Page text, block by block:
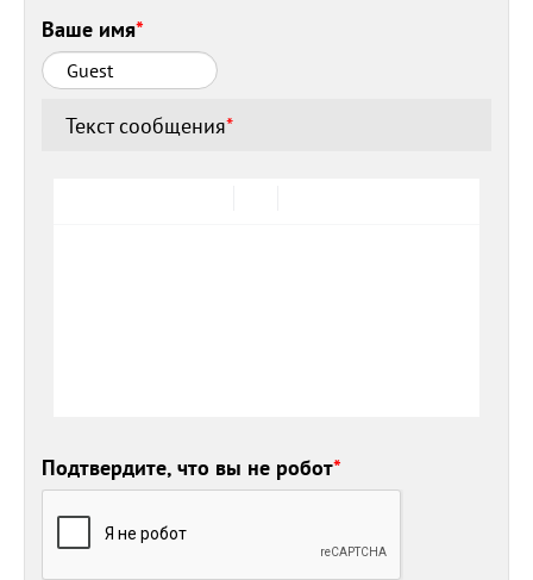
Ваше имя*
Текст сообщения*
Подтвердите, что вы не робот*